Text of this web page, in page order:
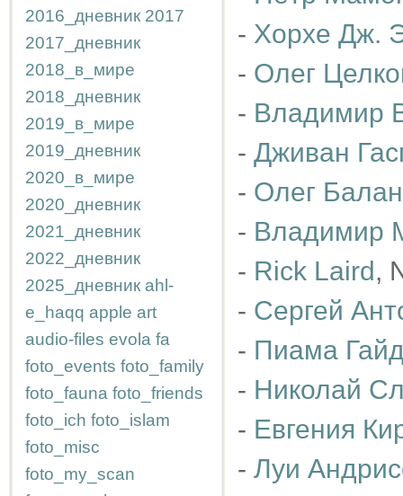
2016_дневник 2017
2017_дневник
2018_в_мире
2018_дневник
2019_в_мире
2019_дневник
2020_в_мире
2020_дневник
2021_дневник
2022_дневник
2025_дневник ahl-
e_haqq apple art
audio-files evola fa
foto_events foto_family
foto_fauna foto_friends
foto_ich foto_islam
foto_misc
foto_my_scan
- Хорхе Дж.
- Олег
- Владимир
- Дживан
- Олег
- Владимир
- Rick Laird,
- Сергей
- Пиама
- Николай
- Евгения
- Луи